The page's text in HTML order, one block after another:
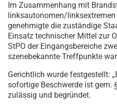
Im Zusammenhang mit
linksautonomen/
genehmigte die zuständige
Einsatz technischer Mittel zur
StPO der Eingangsbereiche
szenebekannte Treffpunkte
Gerichtlich wurde festgestellt:
sofortige Beschwerde ist gem.
zulässig und begründet.